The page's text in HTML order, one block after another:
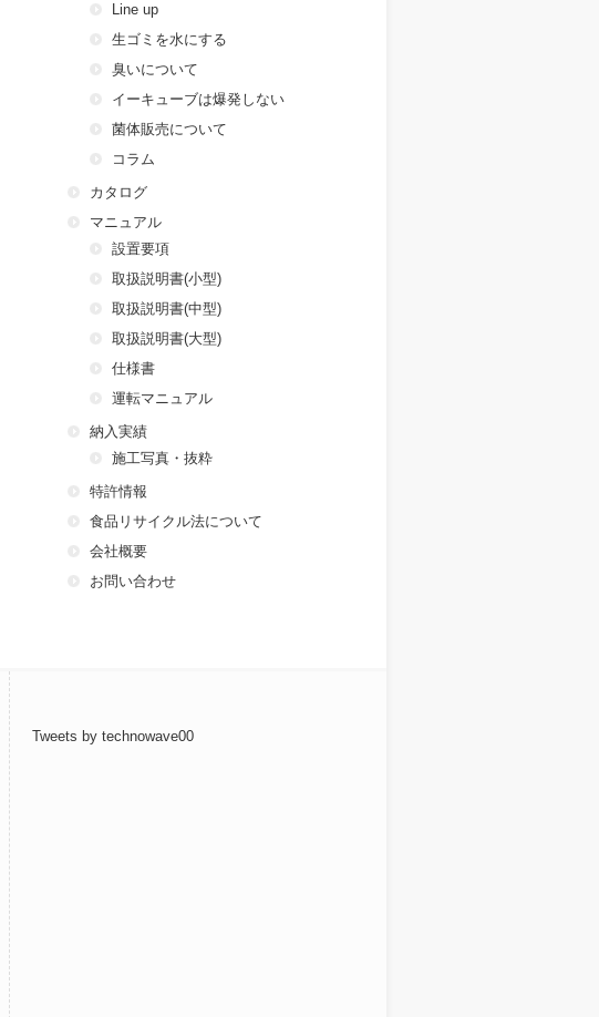
Line up
生ゴミを水にする
臭いについて
イーキューブは爆発しない
菌体販売について
コラム
カタログ
マニュアル
設置要項
取扱説明書(小型)
取扱説明書(中型)
取扱説明書(大型)
仕様書
運転マニュアル
納入実績
施工写真・抜粋
特許情報
食品リサイクル法について
会社概要
お問い合わせ
Tweets by technowave00